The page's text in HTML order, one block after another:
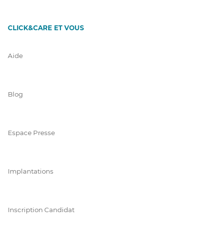
CLICK&CARE ET VOUS
Aide
Blog
Espace Presse
Implantations
Inscription Candidat